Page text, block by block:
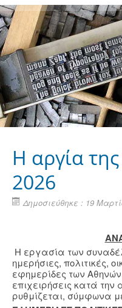
H αργία
2026
Δημοσιεύθηκε : 19
Η εργασία των
ημερήσιες, πολιτικές,
εφημερίδες των
επιχειρήσεις κατά την
ρυθμίζεται, σύμφωνα